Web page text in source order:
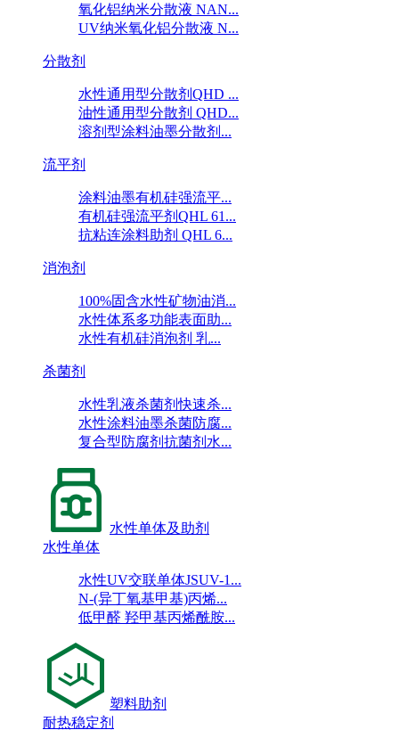
氧化铝纳米分散液 NAN...
UV纳米氧化铝分散液 N...
分散剂
水性通用型分散剂QHD ...
油性通用型分散剂 QHD...
溶剂型涂料油墨分散剂...
流平剂
涂料油墨有机硅强流平...
有机硅强流平剂QHL 61...
抗粘连涂料助剂 QHL 6...
消泡剂
100%固含水性矿物油消...
水性体系多功能表面助...
水性有机硅消泡剂 乳...
杀菌剂
水性乳液杀菌剂快速杀...
水性涂料油墨杀菌防腐...
复合型防腐剂抗菌剂水...
水性单体及助剂
水性单体
水性UV交联单体JSUV-1...
N-(异丁氧基甲基)丙烯...
低甲醛 羟甲基丙烯酰胺...
塑料助剂
耐热稳定剂